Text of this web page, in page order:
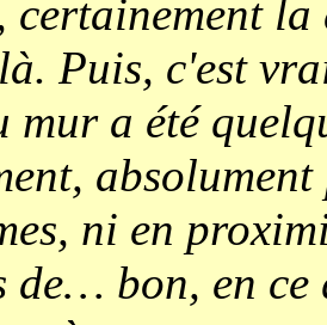
certainement la
Puis, c'est
mur a été
ni en
de… bon, en ce